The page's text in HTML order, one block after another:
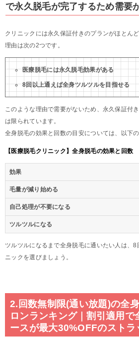
で永久脱毛が完了するため需要
クリニックには永久保証付きのプランがほとんど
理由は次の2つです。
医療脱毛には永久脱毛効果がある
8回以上通えば全身ツルツルを目指せる
このような理由で需要がないため、永久保証付
は限られています。
全身脱毛の効果と回数の目安については、以下
【医療脱毛クリニック】全身脱毛の効果と回数
効果
毛量が減り始める
自己処理が不要になる
ツルツルになる
ツルツルになるまで全身脱毛に通いたい人は、8
ニックを選びましょう。
2.回数無制限(通い放題)の全
ロンランキング｜割引適用で
ースが最大30%OFFのストラ